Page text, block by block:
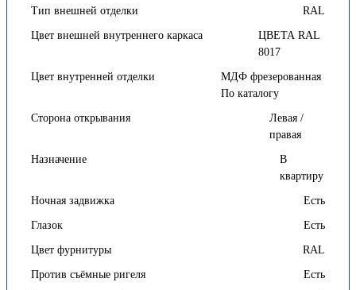
Тип внешней отделки RAL
Цвет внешней внутреннего каркаса
ЦВЕТА RAL
8017
Цвет внутренней отделки
МДФ фрезерованная
По каталогу
Сторона открывания
Левая /
правая
Назначение
В
квартиру
Ночная задвижка Есть
Глазок Есть
Цвет фурнитуры RAL
Против съёмные ригеля Есть